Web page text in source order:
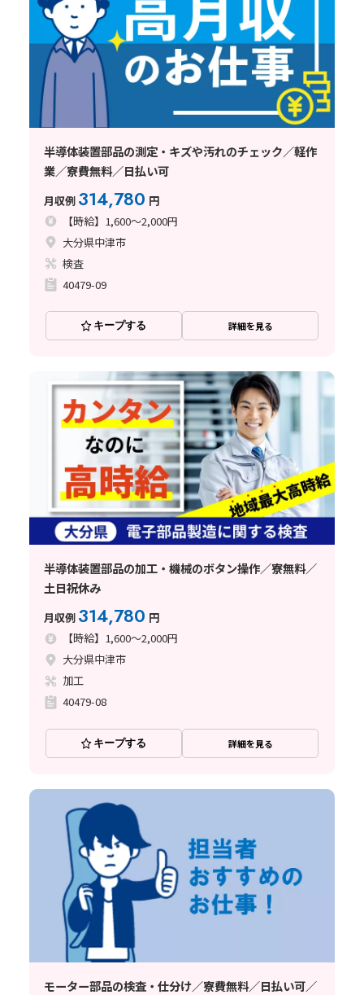
半導体装置部品の測定・キズや汚れのチェック／軽作
業／寮費無料／日払い可
月収例 314,780 円
【時給】1,600～2,000円
大分県中津市
検査
40479-09
キープする 詳細を見る
半導体装置部品の加工・機械のボタン操作／寮無料／
土日祝休み
月収例 314,780 円
【時給】1,600～2,000円
大分県中津市
加工
40479-08
キープする 詳細を見る
モーター部品の検査・仕分け／寮費無料／日払い可／